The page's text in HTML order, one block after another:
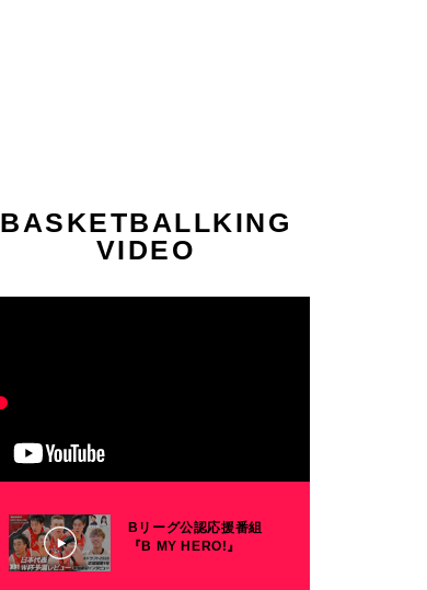
BASKETBALLKING
VIDEO
Bリーグ公認応援番組
『B MY HERO!』